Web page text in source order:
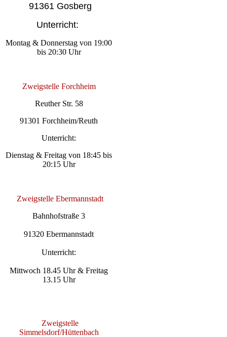
91361 Gosberg
Unterricht:
Montag & Donnerstag von 19:00
bis 20:30 Uhr
Zweigstelle Forchheim
Reuther Str. 58
91301 Forchheim/Reuth
Unterricht:
Dienstag & Freitag von 18:45 bis
20:15 Uhr
Zweigstelle Ebermannstadt
Bahnhofstraße 3
91320 Ebermannstadt
Unterricht:
Mittwoch 18.45 Uhr & Freitag
13.15 Uhr
Zweigstelle
Simmelsdorf/Hüttenbach